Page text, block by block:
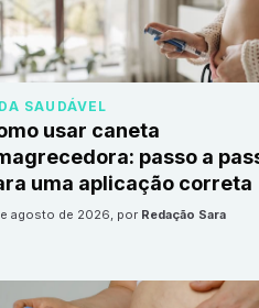
SAUDÁVEL
usar caneta
passo a
uma aplicação correta
de agosto de 2026, por Redação Sara